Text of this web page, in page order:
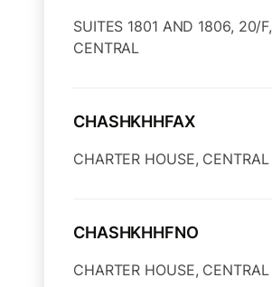
SUITES 1801 AND 1806, 20/F,
CENTRAL
CHASHKHHFAX
CHARTER HOUSE, CENTRAL
CHASHKHHFNO
CHARTER HOUSE, CENTRAL